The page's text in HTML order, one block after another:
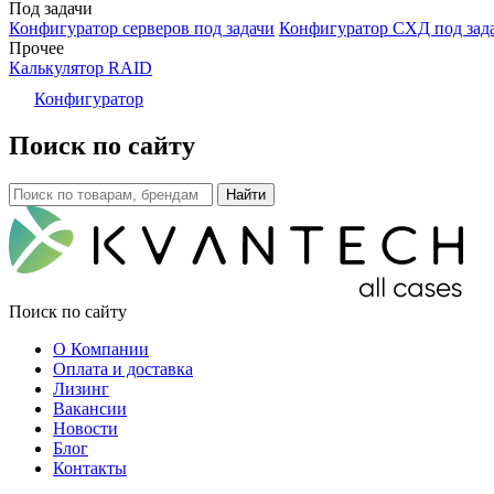
Под задачи
Конфигуратор серверов под задачи Конфигуратор СХД под
Прочее
Калькулятор RAID
Конфигуратор
Поиск по сайту
Поиск по сайту
О Компании
Оплата и доставка
Лизинг
Вакансии
Новости
Блог
Контакты